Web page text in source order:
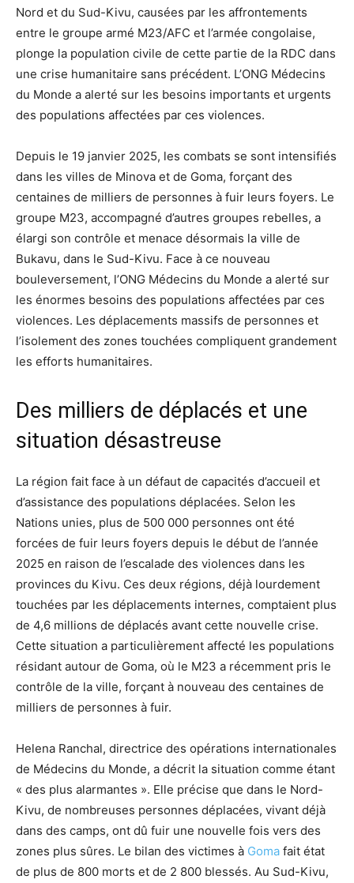
Nord et du Sud-Kivu, causées par les affrontements
entre le groupe armé M23/AFC et l’armée congolaise,
plonge la population civile de cette partie de la RDC dans
une crise humanitaire sans précédent. L’ONG Médecins
du Monde a alerté sur les besoins importants et urgents
des populations affectées par ces violences.
Depuis le 19 janvier 2025, les combats se sont intensifiés
dans les villes de Minova et de Goma, forçant des
centaines de milliers de personnes à fuir leurs foyers. Le
groupe M23, accompagné d’autres groupes rebelles, a
élargi son contrôle et menace désormais la ville de
Bukavu, dans le Sud-Kivu. Face à ce nouveau
bouleversement, l’ONG Médecins du Monde a alerté sur
les énormes besoins des populations affectées par ces
violences. Les déplacements massifs de personnes et
l’isolement des zones touchées compliquent grandement
les efforts humanitaires.
Des milliers de déplacés et une
situation désastreuse
La région fait face à un défaut de capacités d’accueil et
d’assistance des populations déplacées. Selon les
Nations unies, plus de 500 000 personnes ont été
forcées de fuir leurs foyers depuis le début de l’année
2025 en raison de l’escalade des violences dans les
provinces du Kivu. Ces deux régions, déjà lourdement
touchées par les déplacements internes, comptaient plus
de 4,6 millions de déplacés avant cette nouvelle crise.
Cette situation a particulièrement affecté les populations
résidant autour de Goma, où le M23 a récemment pris le
contrôle de la ville, forçant à nouveau des centaines de
milliers de personnes à fuir.
Helena Ranchal, directrice des opérations internationales
de Médecins du Monde, a décrit la situation comme étant
« des plus alarmantes ». Elle précise que dans le Nord-
Kivu, de nombreuses personnes déplacées, vivant déjà
dans des camps, ont dû fuir une nouvelle fois vers des
zones plus sûres. Le bilan des victimes à Goma fait état
de plus de 800 morts et de 2 800 blessés. Au Sud-Kivu,